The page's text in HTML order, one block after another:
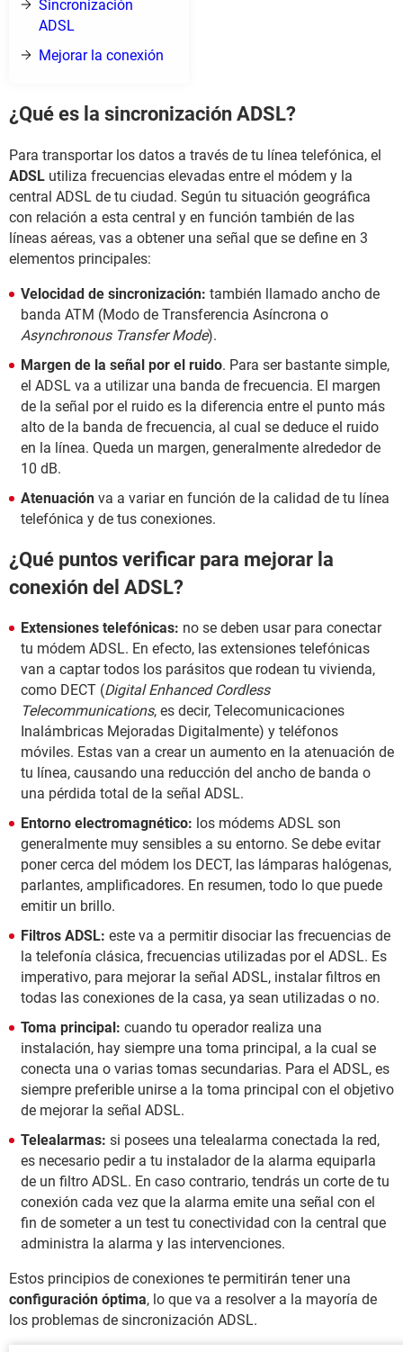
Sincronización
ADSL
Mejorar la conexión
¿Qué es la sincronización ADSL?
Para transportar los datos a través de tu línea telefónica, el
ADSL utiliza frecuencias elevadas entre el módem y la
central ADSL de tu ciudad. Según tu situación geográfica
con relación a esta central y en función también de las
líneas aéreas, vas a obtener una señal que se define en 3
elementos principales:
Velocidad de sincronización: también llamado ancho de
banda ATM (Modo de Transferencia Asíncrona o
Asynchronous Transfer Mode).
Margen de la señal por el ruido. Para ser bastante simple,
el ADSL va a utilizar una banda de frecuencia. El margen
de la señal por el ruido es la diferencia entre el punto más
alto de la banda de frecuencia, al cual se deduce el ruido
en la línea. Queda un margen, generalmente alrededor de
10 dB.
Atenuación va a variar en función de la calidad de tu línea
telefónica y de tus conexiones.
¿Qué puntos verificar para mejorar la
conexión del ADSL?
Extensiones telefónicas: no se deben usar para conectar
tu módem ADSL. En efecto, las extensiones telefónicas
van a captar todos los parásitos que rodean tu vivienda,
como DECT (Digital Enhanced Cordless
Telecommunications, es decir, Telecomunicaciones
Inalámbricas Mejoradas Digitalmente) y teléfonos
móviles. Estas van a crear un aumento en la atenuación de
tu línea, causando una reducción del ancho de banda o
una pérdida total de la señal ADSL.
Entorno electromagnético: los módems ADSL son
generalmente muy sensibles a su entorno. Se debe evitar
poner cerca del módem los DECT, las lámparas halógenas,
parlantes, amplificadores. En resumen, todo lo que puede
emitir un brillo.
Filtros ADSL: este va a permitir disociar las frecuencias de
la telefonía clásica, frecuencias utilizadas por el ADSL. Es
imperativo, para mejorar la señal ADSL, instalar filtros en
todas las conexiones de la casa, ya sean utilizadas o no.
Toma principal: cuando tu operador realiza una
instalación, hay siempre una toma principal, a la cual se
conecta una o varias tomas secundarias. Para el ADSL, es
siempre preferible unirse a la toma principal con el objetivo
de mejorar la señal ADSL.
Telealarmas: si posees una telealarma conectada la red,
es necesario pedir a tu instalador de la alarma equiparla
de un filtro ADSL. En caso contrario, tendrás un corte de tu
conexión cada vez que la alarma emite una señal con el
fin de someter a un test tu conectividad con la central que
administra la alarma y las intervenciones.
Estos principios de conexiones te permitirán tener una
configuración óptima, lo que va a resolver a la mayoría de
los problemas de sincronización ADSL.